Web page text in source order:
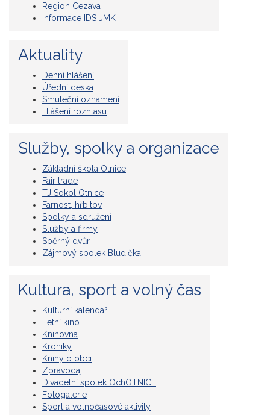
Region Cezava
Informace IDS JMK
Aktuality
Denní hlášení
Úřední deska
Smuteční oznámení
Hlášení rozhlasu
Služby, spolky a organizace
Základní škola Otnice
Fair trade
TJ Sokol Otnice
Farnost, hřbitov
Spolky a sdružení
Služby a firmy
Sběrný dvůr
Zájmový spolek Bludička
Kultura, sport a volný čas
Kulturní kalendář
Letní kino
Knihovna
Kroniky
Knihy o obci
Zpravodaj
Divadelní spolek OchOTNICE
Fotogalerie
Sport a volnočasové aktivity